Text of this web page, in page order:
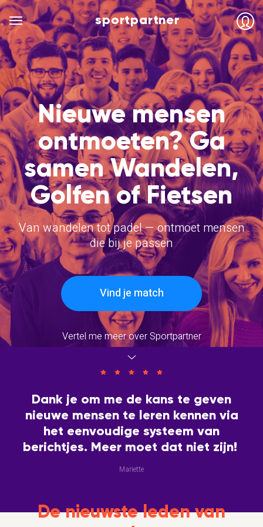
sportpartner
Nieuwe mensen
ontmoeten? Ga
samen Wandelen,
Golfen of Fietsen
Van wandelen tot padel — ontmoet mensen
die bij je passen
Vind je match
Vertel me meer over Sportpartner
Dank je om me de kans te geven
nieuwe mensen te leren kennen via
het eenvoudige systeem van
berichtjes. Meer moet dat niet zijn!
Mariette
De nieuwste leden van